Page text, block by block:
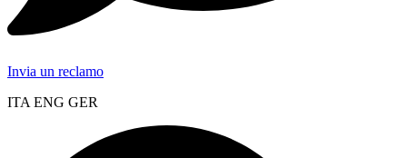
Invia un reclamo
ITA ENG GER